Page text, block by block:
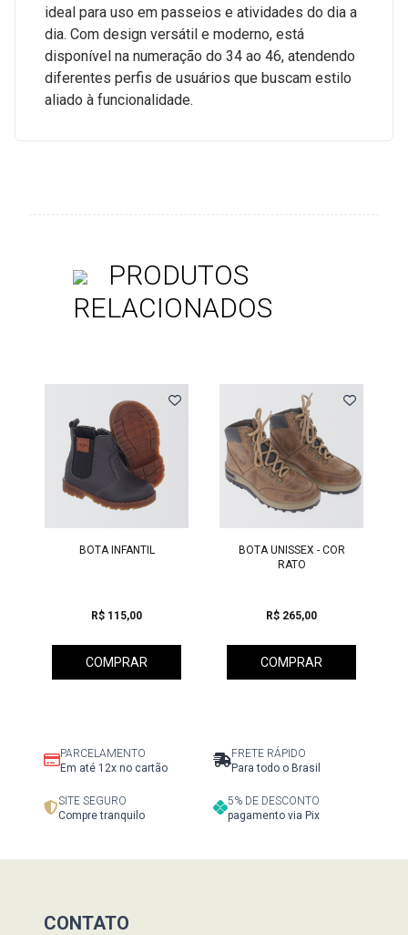
ideal para uso em passeios e atividades do dia a
dia. Com design versátil e moderno, está
disponível na numeração do 34 ao 46, atendendo
diferentes perfis de usuários que buscam estilo
aliado à funcionalidade.
PRODUTOS
RELACIONADOS
BOTA INFANTIL
R$ 115,00
COMPRAR
BOTA UNISSEX - COR
R$ 265,00
COMPRAR
PARCELAMENTO
Em até 12x no cartão
FRETE RÁPIDO
Para todo o Brasil
SITE SEGURO
Compre tranquilo
5% DE DESCONTO
pagamento via Pix
CONTATO